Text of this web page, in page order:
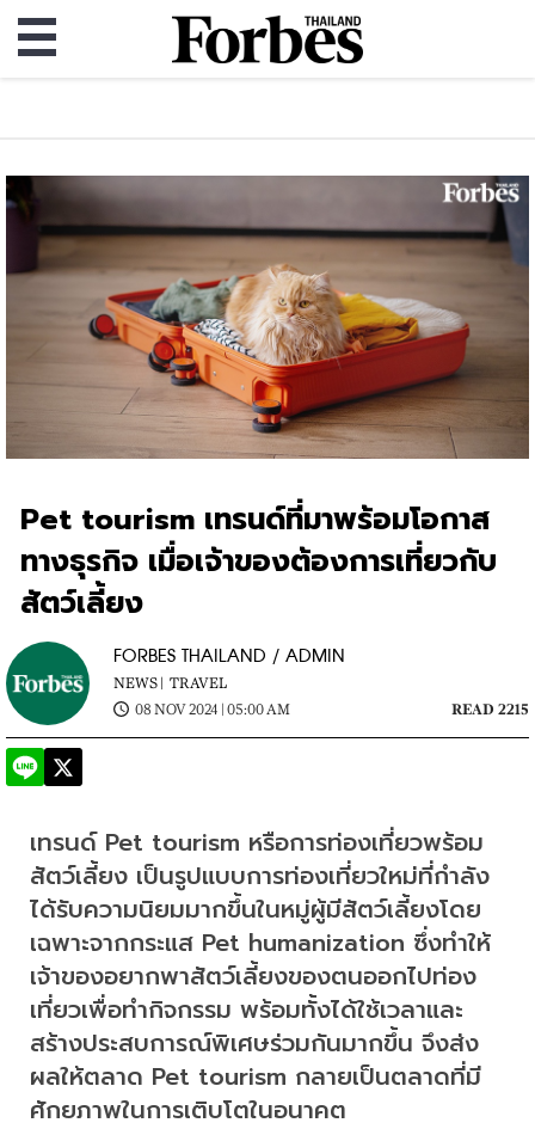
Pet tourism เทรนด์ที่มาพร้อมโอกาส
ทางธุรกิจ เมื่อเจ้าของต้องการเที่ยวกับ
สัตว์เลี้ยง
FORBES THAILAND / ADMIN
NEWS | TRAVEL
08 NOV 2024 | 05:00 AM
READ 2215
เทรนด์ Pet tourism หรือการท่องเที่ยวพร้อม
สัตว์เลี้ยง เป็นรูปแบบการท่องเที่ยวใหม่ที่กำลัง
ได้รับความนิยมมากขึ้นในหมู่ผู้มีสัตว์เลี้ยงโดย
เฉพาะจากกระแส Pet humanization ซึ่งทำให้
เจ้าของอยากพาสัตว์เลี้ยงของตนออกไปท่อง
เที่ยวเพื่อทำกิจกรรม พร้อมทั้งได้ใช้เวลาและ
สร้างประสบการณ์พิเศษร่วมกันมากขึ้น จึงส่ง
ผลให้ตลาด Pet tourism กลายเป็นตลาดที่มี
ศักยภาพในการเติบโตในอนาคต